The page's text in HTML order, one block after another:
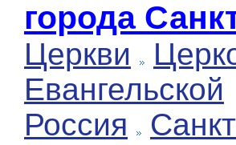
города
Церкви
Евангельской
Россия